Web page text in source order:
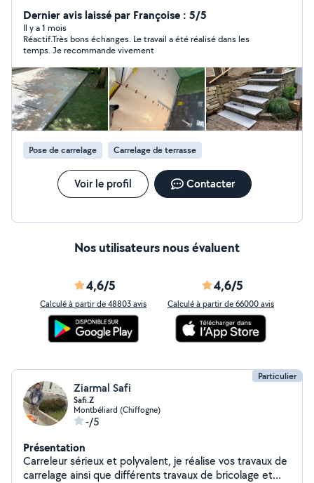
carelage en pierre ou céramique salle de bain ou sol
terrasse etc
Dernier avis laissé par Françoise : 5/5
Il y a 1 mois
Réactif.Très bons échanges. Le travail a été réalisé dans les
temps. Je recommande vivement
Pose de carrelage Carrelage de terrasse
Voir le profil Contacter
Nos utilisateurs nous évaluent
4,6/5
Calculé à partir de 48803 avis
4,6/5
Calculé à partir de 66000 avis
Particulier
Ziarmal Safi
Safi.Z
Montbéliard (Chiffogne)
-/5
Présentation
Carreleur sérieux et polyvalent, je réalise vos travaux de
carrelage ainsi que différents travaux de bricolage et